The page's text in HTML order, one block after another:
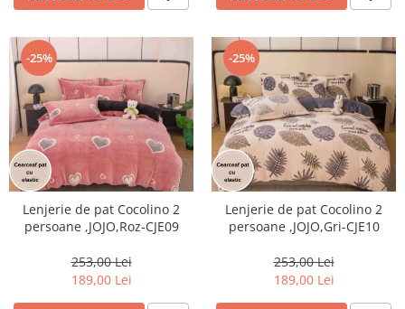
-25%
Lenjerie de pat Cocolino 2
persoane ,JOJO,Roz-CJE09
253,00 Lei
189,00 Lei
-25%
Lenjerie de pat Cocolino 2
persoane ,JOJO,Gri-CJE10
253,00 Lei
189,00 Lei